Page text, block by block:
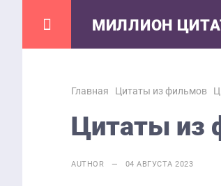
МИЛЛИОН
Главная Цитаты из фильмов
Цитаты из
AUTHOR — 04 АВГУСТА 2023